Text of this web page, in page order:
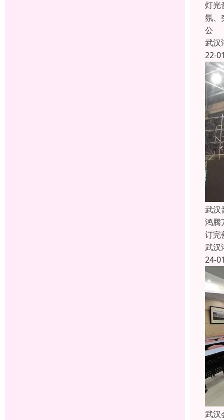
灯光
氛、
公
武汉
22-
武汉
鸿腾
订完
武汉
24-
武汉